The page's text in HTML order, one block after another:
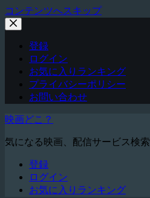
コンテンツへスキップ
登録
ログイン
お気に入りランキング
プライバシーポリシー
お問い合わせ
映画どこ？
気になる映画、配信サービス検索
登録
ログイン
お気に入りランキング